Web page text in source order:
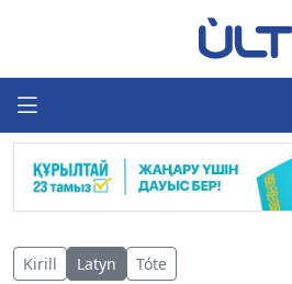
Kirill Latyn Tóte